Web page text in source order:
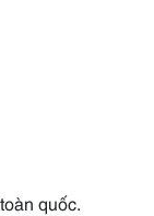
quốc.